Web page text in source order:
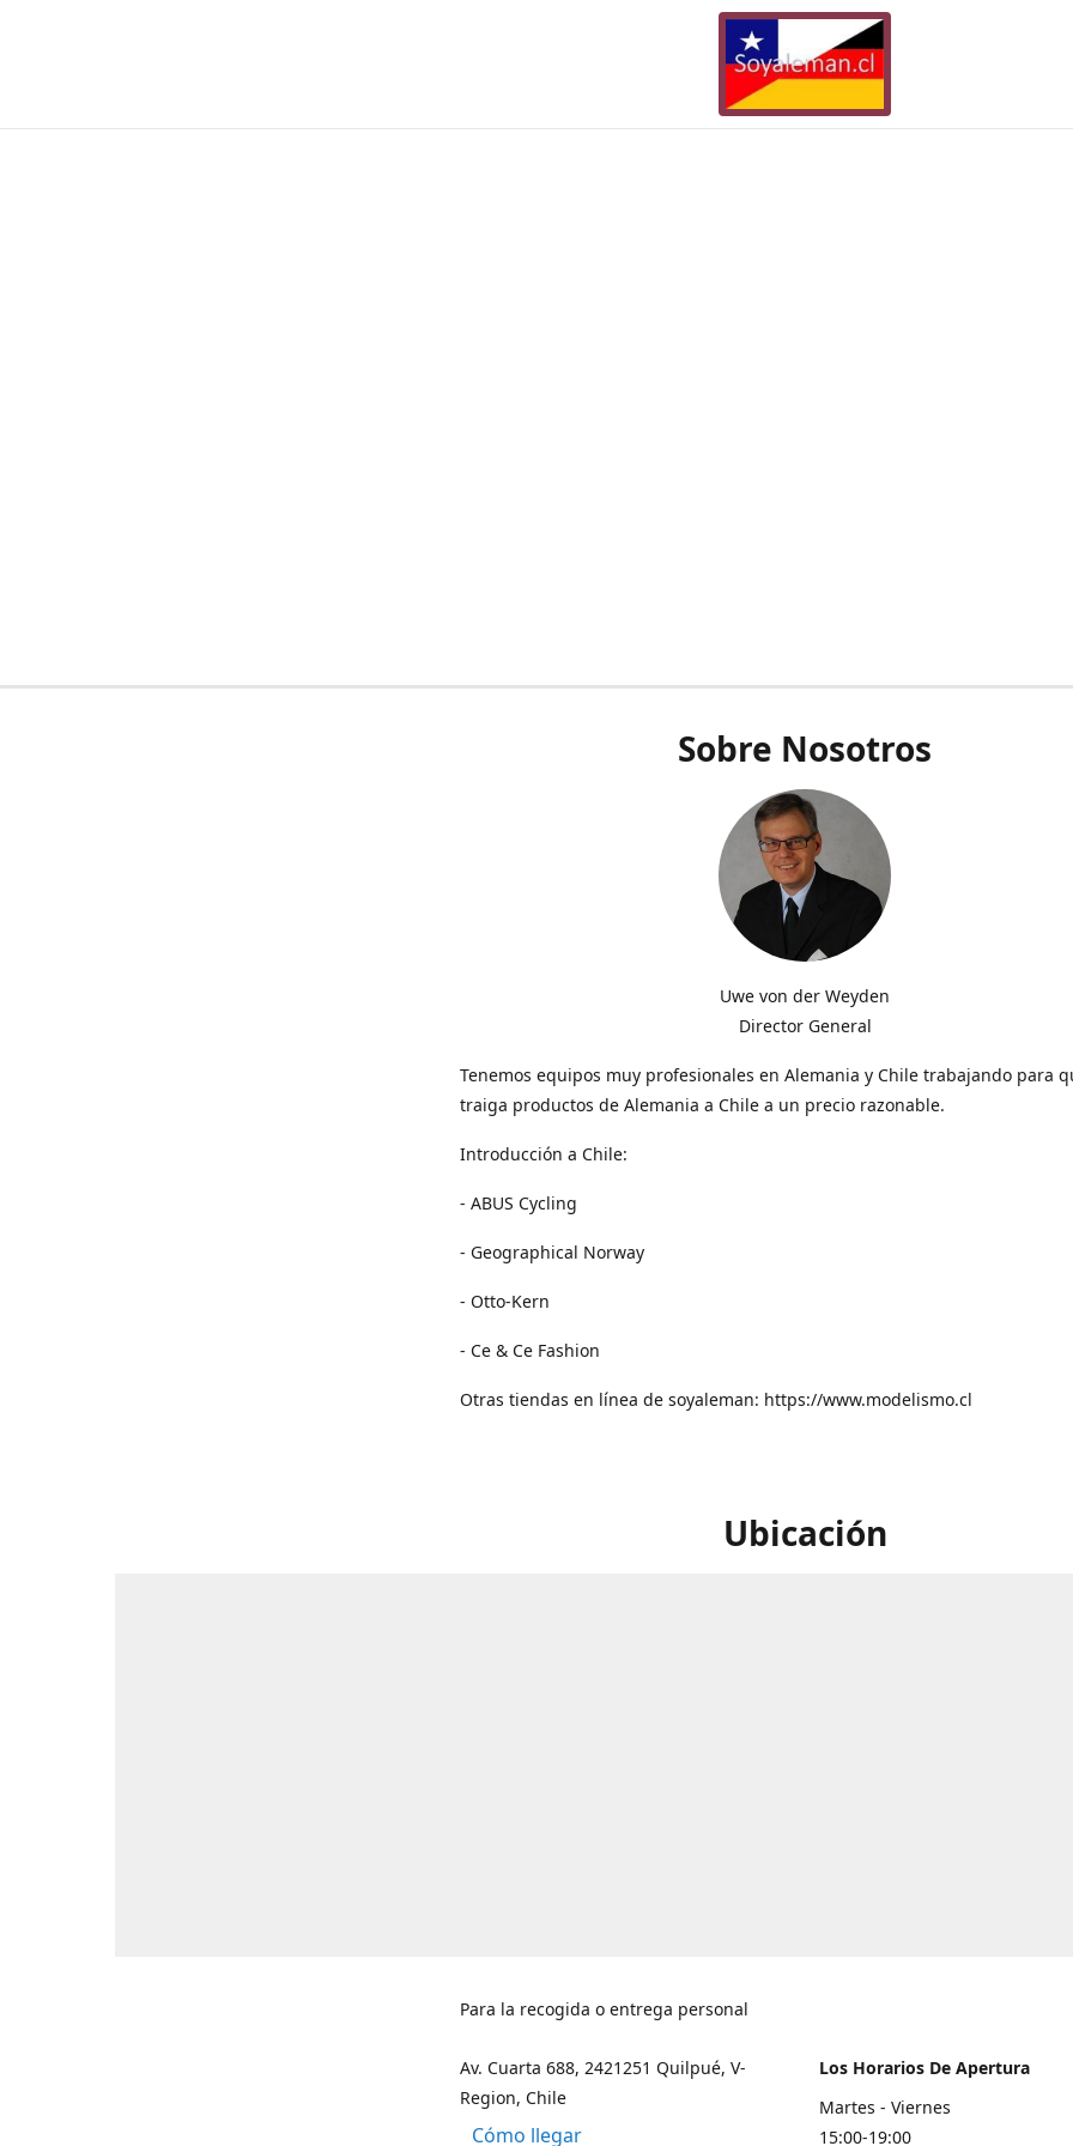
Sobre Nosotros
Uwe von der Weyden
Director General
Tenemos equipos muy profesionales en Alemania y Chile trabajando para
traiga productos de Alemania a Chile a un precio razonable.
Introducción a Chile:
- ABUS Cycling
- Geographical Norway
- Otto-Kern
- Ce & Ce Fashion
Otras tiendas en línea de soyaleman: https://www.modelismo.cl
Ubicación
Para la recogida o entrega personal
Av. Cuarta 688, 2421251 Quilpué, V-
Region, Chile
Cómo llegar
Los Horarios De Apertura
Martes - Viernes
15:00-19:00